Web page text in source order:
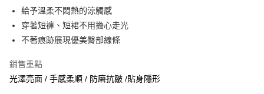
LINE Pay
Apple Pay
悠遊付
給予溫柔不悶熱的涼觸感
穿著短褲、短裙不用擔心走光
不著痕跡展現優美臀部線條
銷售重點
光澤亮面 / 手感柔順 / 防磨抗皺 /貼身隱形